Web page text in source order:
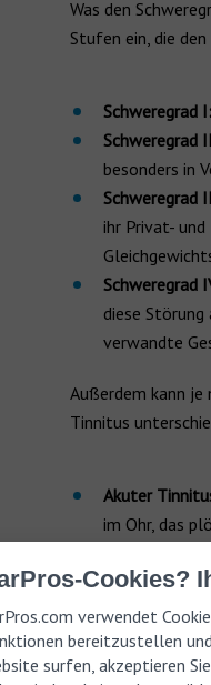
Was den
Stufen ein, die
Schweregrad I:
Schweregrad II
besonders in
Schweregrad
ihr Privat-
Schweregrad
diese
verwandte
Außerdem kann je
Tinnitus
Akuter
im Ohr, das
drei und 12
Chronischer
dauerhaft
Cookies?
verwendet
bereitzustellen
surfen, akzeptieren